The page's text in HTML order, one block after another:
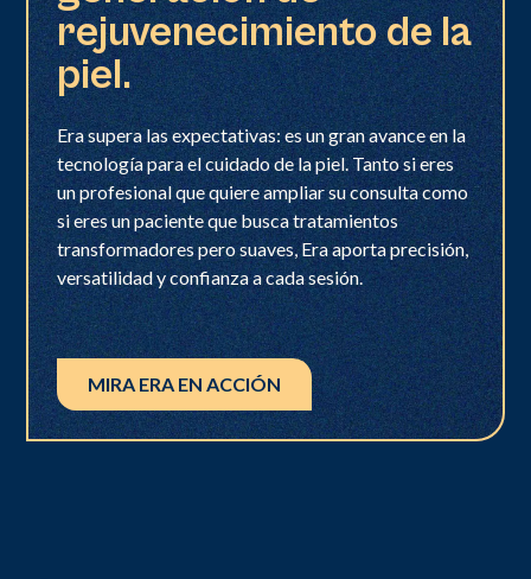
rejuvenecimiento de la
piel.
Era supera las expectativas: es un gran avance en la
tecnología para el cuidado de la piel. Tanto si eres
un profesional que quiere ampliar su consulta como
si eres un paciente que busca tratamientos
transformadores pero suaves, Era aporta precisión,
versatilidad y confianza a cada sesión.
MIRA ERA EN ACCIÓN